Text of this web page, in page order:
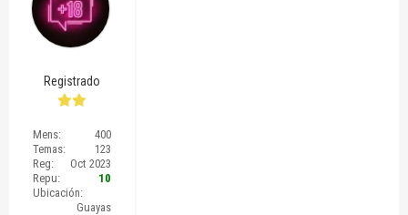
Registrado
Mens:
400
Temas:
123
Reg:
Oct 2023
Repu:
10
Ubicación:
Guayas